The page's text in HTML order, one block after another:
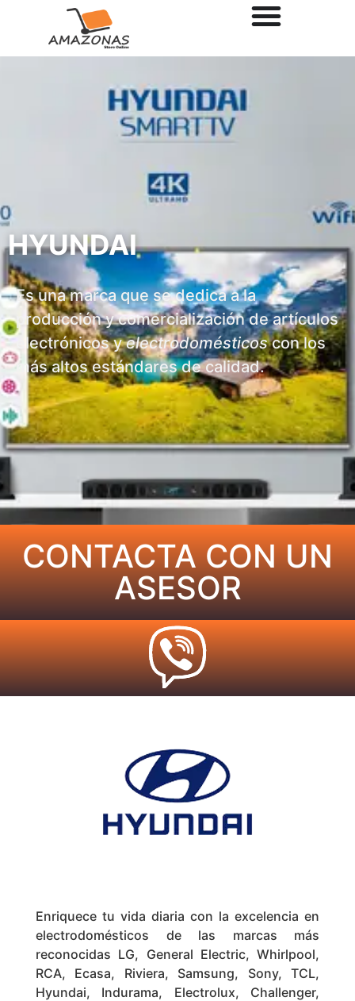
HYUNDAI
Es una marca que se dedica a la
producción y comercialización de artículos
electrónicos yelectrodomésticoscon los
más altos estándares de calidad.
CONTACTA CON UN
ASESOR
Enriquece tu vida diaria con la excelencia en
electrodomésticos de las marcas más
reconocidas LG, General Electric, Whirlpool,
RCA, Ecasa, Riviera, Samsung, Sony, TCL,
Hyundai, Indurama, Electrolux, Challenger,